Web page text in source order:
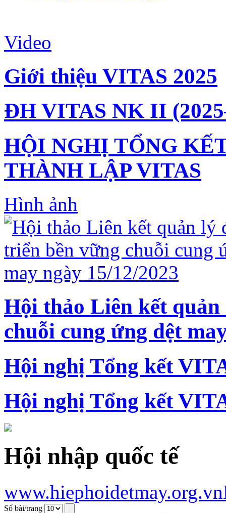
Video
Giới thiệu VITAS 2025
ĐH VITAS NK II
HỘI NGHỊ TỔNG
THÀNH LẬP VITAS
Hình ảnh
Hội thảo Liên kết
chuỗi cung ứng dệt
Hội nghị Tổng kết
Hội nghị Tổng kết
Hội nhập quốc tế
www.hiephoidetmay.org.vn
Số bài/trang